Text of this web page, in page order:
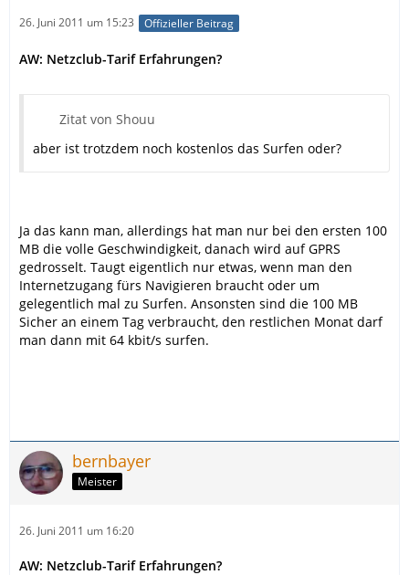
26. Juni 2011 um 15:23 Offizieller Beitrag
AW: Netzclub-Tarif Erfahrungen?
Zitat von Shouu
aber ist trotzdem noch kostenlos das Surfen oder?
Ja das kann man, allerdings hat man nur bei den ersten 100
MB die volle Geschwindigkeit, danach wird auf GPRS
gedrosselt. Taugt eigentlich nur etwas, wenn man den
Internetzugang fürs Navigieren braucht oder um
gelegentlich mal zu Surfen. Ansonsten sind die 100 MB
Sicher an einem Tag verbraucht, den restlichen Monat darf
man dann mit 64 kbit/s surfen.
bernbayer
Meister
26. Juni 2011 um 16:20
AW: Netzclub-Tarif Erfahrungen?